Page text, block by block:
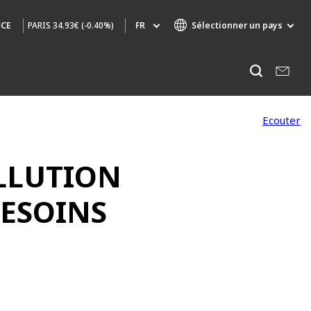
PARIS 34.93€ (-0.40%) FR Sélectionner un pays
INGÉNIERIE & CONSEIL
INDUSTRIES GLOBAL SOLUTIONS
Ecouter